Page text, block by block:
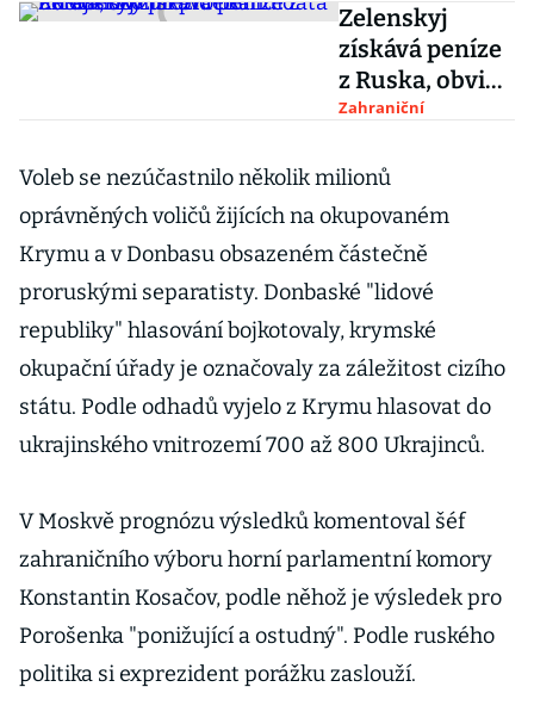
Zelenskyj
získává peníze
z Ruska, obvinil
protikandidáta
prezident
Porošenko
Zahraniční
Voleb se nezúčastnilo několik milionů
oprávněných voličů žijících na okupovaném
Krymu a v Donbasu obsazeném částečně
proruskými separatisty. Donbaské "lidové
republiky" hlasování bojkotovaly, krymské
okupační úřady je označovaly za záležitost cizího
státu. Podle odhadů vyjelo z Krymu hlasovat do
ukrajinského vnitrozemí 700 až 800 Ukrajinců.
V Moskvě prognózu výsledků komentoval šéf
zahraničního výboru horní parlamentní komory
Konstantin Kosačov, podle něhož je výsledek pro
Porošenka "ponižující a ostudný". Podle ruského
politika si exprezident porážku zaslouží.